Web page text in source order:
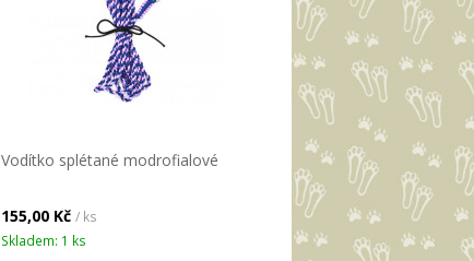
Vodítko splétané modrofialové
155,00 Kč/ ks
Skladem: 1 ks